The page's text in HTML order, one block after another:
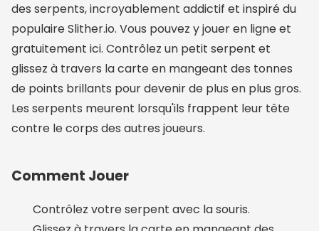
des serpents, incroyablement addictif et inspiré du
populaire Slither.io. Vous pouvez y jouer en ligne et
gratuitement ici. Contrôlez un petit serpent et
glissez à travers la carte en mangeant des tonnes
de points brillants pour devenir de plus en plus gros.
Les serpents meurent lorsqu'ils frappent leur tête
contre le corps des autres joueurs.
Comment Jouer
Contrôlez votre serpent avec la souris.